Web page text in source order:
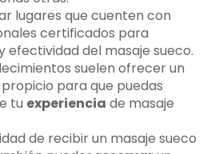
lugares que cuenten con
certificados para
efectividad del masaje sueco.
suelen ofrecer un
para que puedas
tu experiencia de masaje
de recibir un masaje sueco